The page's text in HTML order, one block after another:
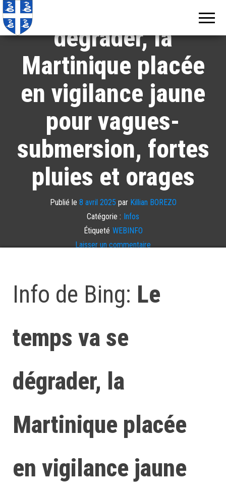
dégrader, la
Martinique placée
en vigilance jaune
pour vagues-
submersion, fortes
pluies et orages
Publié le 8 avril 2025 par Killian BOREZO
Catégorie : Infos
Étiqueté WEBINFO
Laisser un commentaire
Info de Bing: Le
temps va se
dégrader, la
Martinique placée
en vigilance jaune